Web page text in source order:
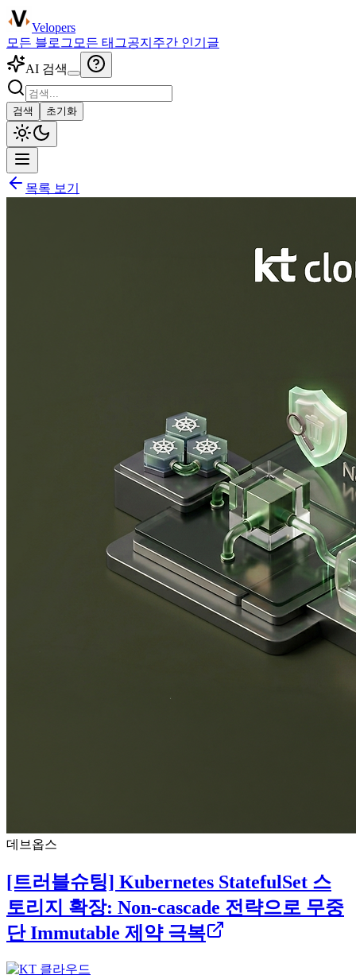
Velopers
모든 블로그 모든 태그공지 주간 인기글
AI 검색
검색 초기화
목록 보기
데브옵스
[트러블슈팅] Kubernetes StatefulSet 스
토리지 확장: Non-cascade 전략으로 무중
단 Immutable 제약 극복